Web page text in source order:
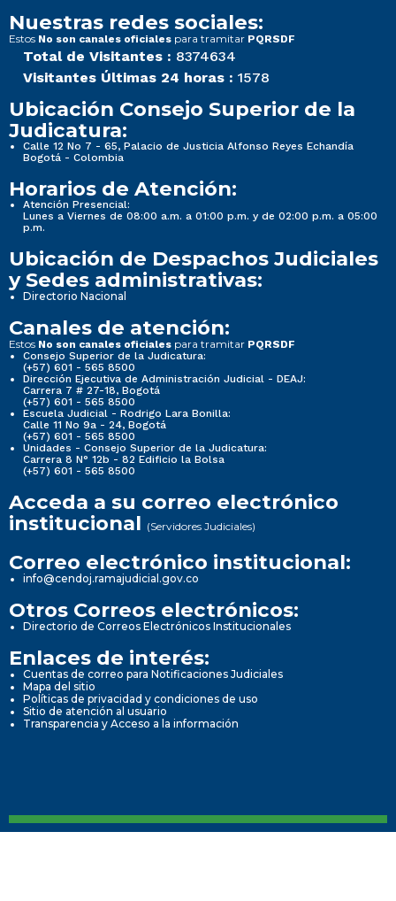
Nuestras redes sociales:
Estos No son canales oficiales para tramitar PQRSDF
Total de Visitantes : 8374634
Visitantes Últimas 24 horas : 1578
Ubicación Consejo Superior de la
Judicatura:
Calle 12 No 7 - 65, Palacio de Justicia Alfonso Reyes Echandía
Bogotá - Colombia
Horarios de Atención:
Atención Presencial:
Lunes a Viernes de 08:00 a.m. a 01:00 p.m. y de 02:00 p.m. a 05:00
p.m.
Ubicación de Despachos Judiciales
y Sedes administrativas:
Directorio Nacional
Canales de atención:
Estos No son canales oficiales para tramitar PQRSDF
Consejo Superior de la Judicatura:
(+57) 601 - 565 8500
Dirección Ejecutiva de Administración Judicial - DEAJ:
Carrera 7 # 27-18, Bogotá
(+57) 601 - 565 8500
Escuela Judicial - Rodrigo Lara Bonilla:
Calle 11 No 9a - 24, Bogotá
(+57) 601 - 565 8500
Unidades - Consejo Superior de la Judicatura:
Carrera 8 N° 12b - 82 Edificio la Bolsa
(+57) 601 - 565 8500
Acceda a su correo electrónico
institucional (Servidores Judiciales)
Correo electrónico institucional:
info@cendoj.ramajudicial.gov.co
Otros Correos electrónicos:
Directorio de Correos Electrónicos Institucionales
Enlaces de interés:
Cuentas de correo para Notificaciones Judiciales
Mapa del sitio
Políticas de privacidad y condiciones de uso
Sitio de atención al usuario
Transparencia y Acceso a la información